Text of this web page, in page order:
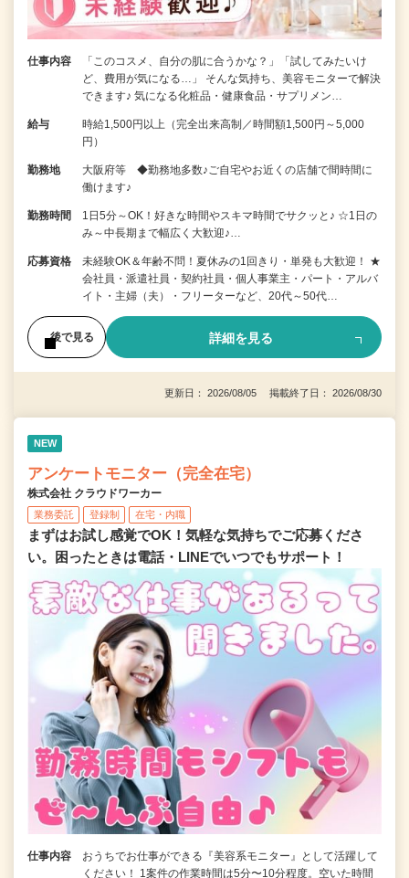
仕事内容
「このコスメ、自分の肌に合うかな？」「試してみたいけ
ど、費用が気になる…」 そんな気持ち、美容モニターで解決
できます♪ 気になる化粧品・健康食品・サプリメン…
給与
時給1,500円以上（完全出来高制／時間額1,500円～5,000
円）
勤務地
大阪府等 ◆勤務地多数♪ご自宅やお近くの店舗で間時間に
働けます♪
勤務時間
1日5分～OK！好きな時間やスキマ時間でサクッと♪ ☆1日の
み～中長期まで幅広く大歓迎♪…
応募資格
未経験OK＆年齢不問！夏休みの1回きり・単発も大歓迎！ ★
会社員・派遣社員・契約社員・個人事業主・パート・アルバ
イト・主婦（夫）・フリーターなど、20代～50代…
後で見る 詳細を見る
更新日： 2026/08/05 掲載終了日： 2026/08/30
NEW
アンケートモニター（完全在宅）
株式会社 クラウドワーカー
業務委託 登録制 在宅・内職
まずはお試し感覚でOK！気軽な気持ちでご応募くださ
い。困ったときは電話・LINEでいつでもサポート！
仕事内容
おうちでお仕事ができる『美容系モニター』として活躍して
ください！ 1案件の作業時間は5分〜10分程度。空いた時間